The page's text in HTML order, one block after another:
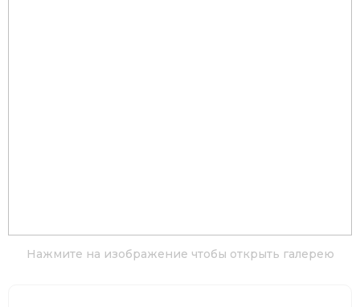
Нажмите на изображение чтобы открыть галерею